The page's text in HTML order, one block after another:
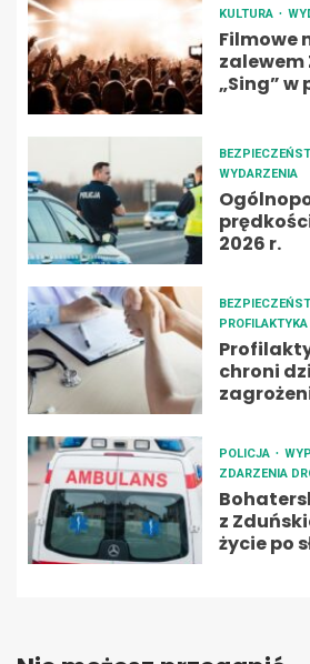
KULTURA
Filmowe
zalewem
„Sing” w
WYDARZENIA
2026 r.
PROFILAKTYKA
chroni
POLICJA
ZDARZENIA
z
życie po